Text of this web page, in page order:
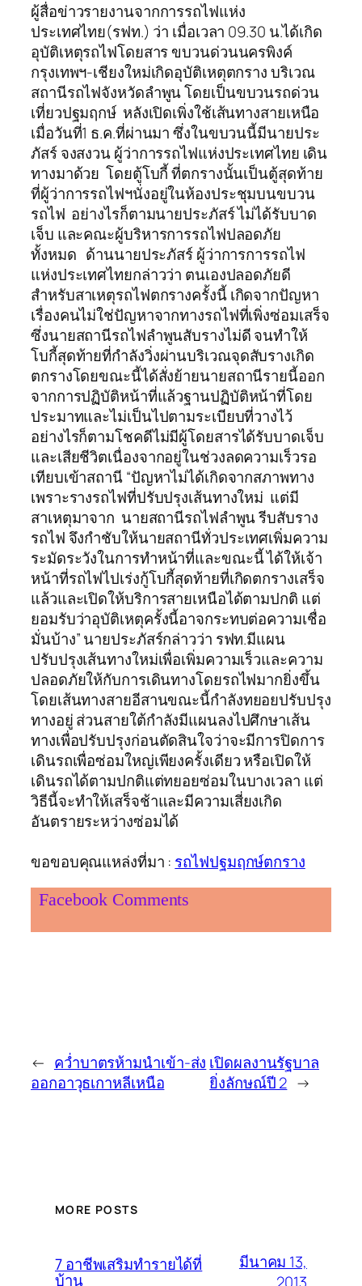
ผู้สื่อข่าวรายงานจากการรถไฟแห่ง
ประเทศไทย(รฟท.) ว่า เมื่อเวลา 09.30 น.ได้เกิด
อุบัติเหตุรถไฟโดยสาร ขบวนด่วนนครพิงค์
กรุงเทพฯ-เชียงใหม่เกิดอุบัติเหตุตกราง บริเวณ
สถานีรถไฟจังหวัดลำพูน โดยเป็นขบวนรถด่วน
เที่ยวปฐมฤกษ์ หลังเปิดเพิ่งใช้เส้นทางสายเหนือ
เมื่อวันที่1 ธ.ค.ที่ผ่านมา ซึ่งในขบวนนี้มีนายประ
ภัสร์ จงสงวน ผู้ว่าการรถไฟแห่งประเทศไทย เดิน
ทางมาด้วย โดยตู้โบกี้ ที่ตกรางนั้นเป็นตู้สุดท้าย
ที่ผู้ว่าการรถไฟฯนั่งอยู่ในห้องประชุมบนขบวน
รถไฟ อย่างไรก็ตามนายประภัสร์ ไม่ได้รับบาด
เจ็บ และคณะผู้บริหารการรถไฟปลอดภัย
ทั้งหมด ด้านนายประภัสร์ ผู้ว่าการการรถไฟ
แห่งประเทศไทยกล่าวว่า ตนเองปลอดภัยดี
สำหรับสาเหตุรถไฟตกรางครั้งนี้ เกิดจากปัญหา
เรื่องคนไม่ใช่ปัญหาจากทางรถไฟที่เพิ่งซ่อมเสร็จ
ซึ่งนายสถานีรถไฟลำพูนสับรางไม่ดี จนทำให้
โบกี้สุดท้ายที่กำลังวิ่งผ่านบริเวณจุดสับรางเกิด
ตกรางโดยขณะนี้ได้สั่งย้ายนายสถานีรายนี้ออก
จากการปฏิบัติหน้าที่แล้วฐานปฏิบัติหน้าที่โดย
ประมาทและไม่เป็นไปตามระเบียบที่วางไว้
อย่างไรก็ตามโชคดีไม่มีผู้โดยสารได้รับบาดเจ็บ
และเสียชีวิตเนื่องจากอยู่ในช่วงลดความเร็วรอ
เทียบเข้าสถานี “ปัญหาไม่ได้เกิดจากสภาพทาง
เพราะรางรถไฟที่ปรับปรุงเส้นทางใหม่ แต่มี
สาเหตุมาจาก นายสถานีรถไฟลำพูน รีบสับราง
รถไฟ จึงกำชับให้นายสถานีทั่วประเทศเพิ่มความ
ระมัดระวังในการทำหน้าที่และขณะนี้ ได้ให้เจ้า
หน้าที่รถไฟไปเร่งกู้โบกี้สุดท้ายที่เกิดตกรางเสร็จ
แล้วและเปิดให้บริการสายเหนือได้ตามปกติ แต่
ยอมรับว่าอุบัติเหตุครั้งนี้อาจกระทบต่อความเชื่อ
มั่นบ้าง” นายประภัสร์กล่าวว่า รฟท.มีแผน
ปรับปรุงเส้นทางใหม่เพื่อเพิ่มความเร็วและความ
ปลอดภัยให้กับการเดินทางโดยรถไฟมากยิ่งขึ้น
โดยเส้นทางสายอีสานขณะนี้กำลังทยอยปรับปรุง
ทางอยู่ ส่วนสายใต้กำลังมีแผนลงไปศึกษาเส้น
ทางเพื่อปรับปรุงก่อนตัดสินใจว่าจะมีการปิดการ
เดินรถเพื่อซ่อมใหญ่เพียงครั้งเดียว หรือเปิดให้
เดินรถได้ตามปกติแต่ทยอยซ่อมในบางเวลา แต่
วิธีนี้จะทำให้เสร็จช้าและมีความเสี่ยงเกิด
อันตรายระหว่างซ่อมได้
ขอขอบคุณแหล่งที่มา : รถไฟปฐมฤกษ์ตกราง
Facebook Comments
← คว่ำบาตรห้ามนำเข้า-ส่ง
ออกอาวุธเกาหลีเหนือ
เปิดผลงานรัฐบาล
ยิ่งลักษณ์ปี 2 →
MORE POSTS
7 อาชีพเสริมทำรายได้ที่
บ้าน
มีนาคม 13,